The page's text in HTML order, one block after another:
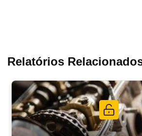
Relatórios